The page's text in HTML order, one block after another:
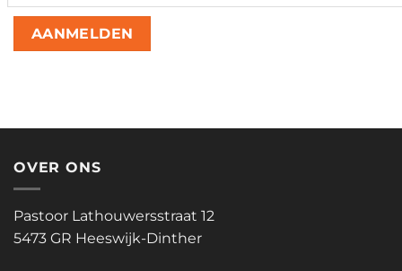
OVER ONS
Pastoor Lathouwersstraat 12
5473 GR Heeswijk-Dinther